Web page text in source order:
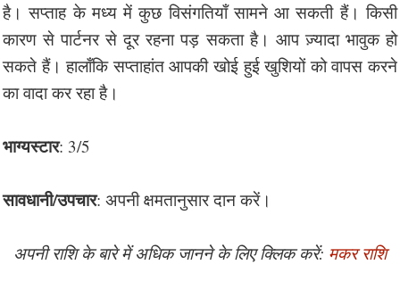
है। सप्ताह के मध्य में कुछ विसंगतियाँ सामने आ सकती हैं। किसी
कारण से पार्टनर से दूर रहना पड़ सकता है। आप ज़्यादा भावुक हो
सकते हैं। हालाँकि सप्ताहांत आपकी खोई हुई खुशियों को वापस करने
का वादा कर रहा है।
भाग्यस्टार: 3/5
सावधानी/उपचार: अपनी क्षमतानुसार दान करें।
अपनी राशि के बारे में अधिक जानने के लिए क्लिक करें: मकर राशि